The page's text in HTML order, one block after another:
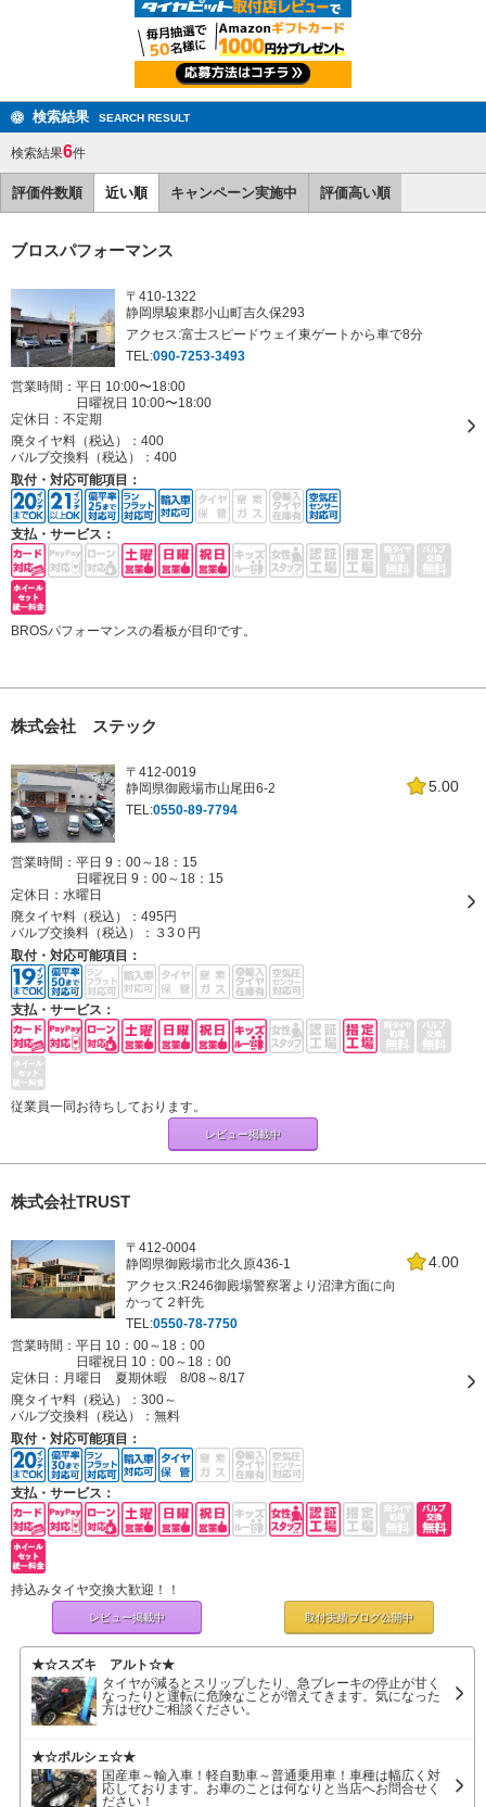
検索結果 SEARCH RESULT
検索結果6件
評価件数順 近い順 キャンペーン実施中 評価高い順
ブロスパフォーマンス
〒410-1322
静岡県駿東郡小山町吉久保293
アクセス:富士スピードウェイ東ゲートから車で8分
TEL:090-7253-3493
営業時間：平日 10:00〜18:00
日曜祝日 10:00〜18:00
定休日： 不定期
廃タイヤ料（税込）： 400
バルブ交換料（税込）： 400
取付・対応可能項目：
支払・サービス：
BROSパフォーマンスの看板が目印です。
株式会社 ステック
5.00
〒412-0019
静岡県御殿場市山尾田6-2
TEL:0550-89-7794
営業時間：平日 9：00～18：15
日曜祝日 9：00～18：15
定休日： 水曜日
廃タイヤ料（税込）： 495円
バルブ交換料（税込）： ３3０円
取付・対応可能項目：
支払・サービス：
従業員一同お待ちしております。
レビュー掲載中
株式会社TRUST
4.00
〒412-0004
静岡県御殿場市北久原436-1
アクセス:R246御殿場警察署より沼津方面に向
かって２軒先
TEL:0550-78-7750
営業時間：平日 10：00～18：00
日曜祝日 10：00～18：00
定休日： 月曜日 夏期休暇 8/08～8/17
廃タイヤ料（税込）： 300～
バルブ交換料（税込）： 無料
取付・対応可能項目：
支払・サービス：
持込みタイヤ交換大歓迎！！
レビュー掲載中 取付実績ブログ公開中
★☆スズキ アルト☆★
タイヤが減るとスリップしたり、急ブレーキの停止が甘く
なったりと運転に危険なことが増えてきます。気になった
方はぜひご相談ください。
★☆ポルシェ☆★
国産車～輸入車！軽自動車～普通乗用車！車種は幅広く対
応しております。お車のことは何なりと当店へお問合せく
ださい！